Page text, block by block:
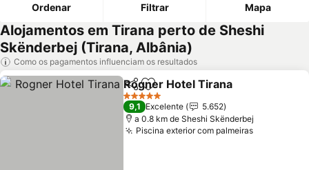
Ordenar Filtrar Mapa
Alojamentos em Tirana perto de Sheshi
Skënderbej (Tirana, Albânia)
Como os pagamentos influenciam os resultados
PartilharAdicionar aos favoritos
Rogner Hotel Tirana
5 Estrelas
9,1 Excelente
5.652
a 0.8 km de Sheshi Skënderbej
Piscina exterior com palmeirasVer preços